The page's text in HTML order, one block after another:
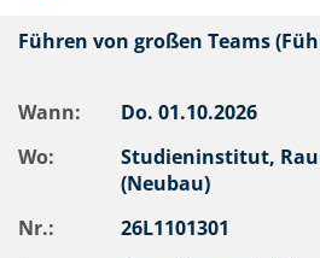
Führen von großen Teams
Wann: Do. 01.10.2026
Wo:
Studieninstitut,
(Neubau)
Nr.:
26L1101301